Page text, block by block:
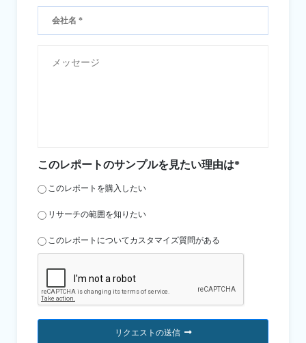
このレポートのサンプルを見たい理由は*
このレポートを購入したい
リサーチの範囲を知りたい
このレポートについてカスタマイズ質問がある
リクエストの送信